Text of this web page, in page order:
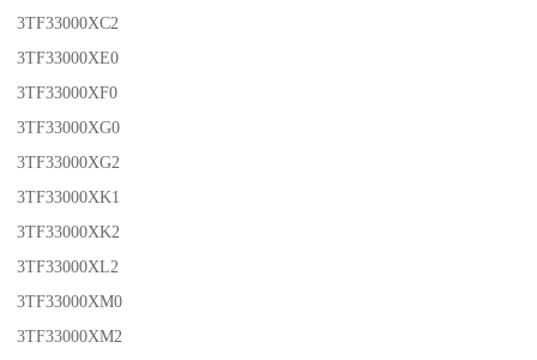
3TF33000XC2
3TF33000XE0
3TF33000XF0
3TF33000XG0
3TF33000XG2
3TF33000XK1
3TF33000XK2
3TF33000XL2
3TF33000XM0
3TF33000XM2